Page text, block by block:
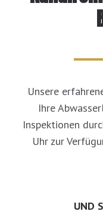
Unsere
Ihre
Inspektionen
Uhr zur
UND